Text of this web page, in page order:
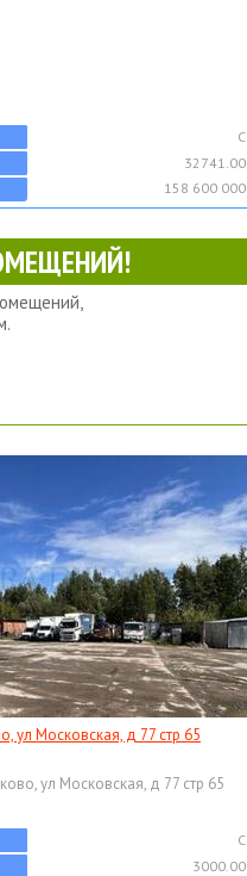
C
32741.00
158 600 000
ул Московская, д 77 стр 65
ул Московская, д 77 стр 65
C
3000.00